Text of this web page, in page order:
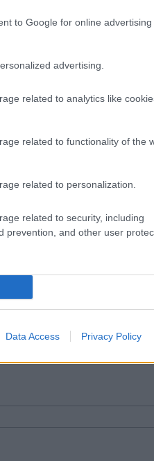
to Google for online advertising
advertising.
related to analytics like
related to functionality of the
related to personalization.
related to security, including
prevention, and other user
Data Access Privacy Policy
Stampa|Pubblicità|
contenenti le ultime notizie